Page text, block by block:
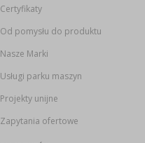
Certyfikaty
Od pomysłu do produktu
Nasze Marki
Usługi parku maszyn
Projekty unijne
Zapytania ofertowe